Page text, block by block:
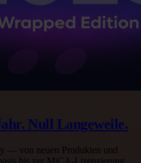
Null Langeweile.
— von neuen Produkten und
bis zur MiCA-Lizenzierung